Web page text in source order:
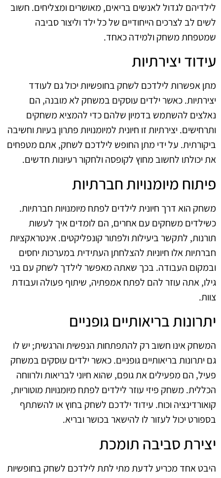
לילדיהם לגדול לאנשים בריאים, מאושרים ומצליחים. חשוב
לשים לב לצרכים הייחודיים של כל ילד וליצור סביבה
שמטפחת משחק ולמידה כאחד.
עידוד יצירתיות
מתן אפשרות לילדכם לשחק בחופשיות יכול גם לעודד
יצירתיות. כאשר ילדים עוסקים במשחק לא מובנה, הם
נאלצים להשתמש בדמיון שלהם כדי להמציא משחקים
ותרחישים. יצירתיות זו חיונית למיומנויות פתרון בעיות וחשיבה
ביקורתית. על ידי מתן החופש לילדכם לשחק, אתם מטפחים
את יכולתו לחשוב מחוץ לקופסה ולחקור רעיונות חדשים.
פיתוח מיומנויות חברתיות
משחק הוא דרך חיונית לילדים לפתח מיומנויות חברתיות.
כשילדים משחקים עם אחרים, הם לומדים איך לעשות
תורנות, לתקשר ביעילות ולפתור קונפליקטים. אינטראקציות
חברתיות אלו חיוניות להצלחתן העתידית במערכות יחסים
ובמקום העבודה. בכך שאתה מאפשר לילדך לשחק עם בני
גילו, אתה עוזר להם לפתח אמפתיה, שיתוף פעולה ועבודת
צוות.
יתרונות בריאותיים גופניים
המשחק אינו חשוב רק להתפתחות הנפשית והרגשית; יש לו
גם יתרונות בריאותיים גופניים. כאשר ילדים עוסקים במשחק
פעיל, הם מפעילים את גופם, שהוא חיוני לבריאות ולרווחה
הכללית. משחק פיזי עוזר לילדים לפתח מיומנויות מוטוריות,
קואורדינציה וכוח. עידוד ילדכם לשחק בחוץ או להשתתף
בספורט יכול לעזור לו להישאר בכושר ובריא.
יצירת סביבה תומכת
היבט אחד מכריע לדעת מתי לתת לילדכם לשחק בחופשיות